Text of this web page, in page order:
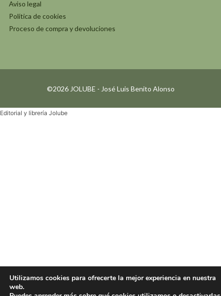
Aviso legal
Política de cookies
Proceso de compra y devoluciones
©2026 JOLUBE - José Luis Benito Alonso
Utilizamos cookies para ofrecerte la mejor experiencia en nuestra
web.
Editorial y librería Jolube